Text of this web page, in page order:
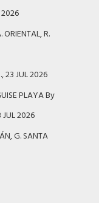
2026
ORIENTAL, R.
23 JUL 2026
PLAYA By
JUL 2026
G. SANTA